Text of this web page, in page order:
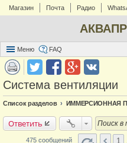
Магазин Почта Радио
Меню FAQ
Система вентиляции
Список разделов
Ответить
475 сообщений 1